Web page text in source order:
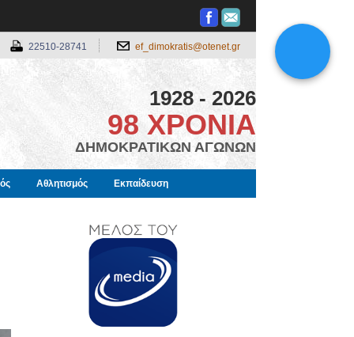
22510-28741 ef_dimokratis@otenet.gr
1928 - 2026
98 ΧΡΟΝΙΑ
ΔΗΜΟΚΡΑΤΙΚΩΝ ΑΓΩΝΩΝ
Αθλητισμός Εκπαίδευση